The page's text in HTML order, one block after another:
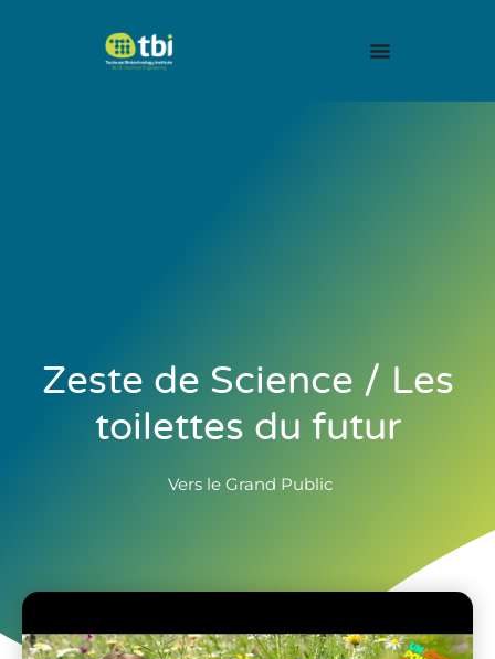
Zeste de Science / Les
toilettes du futur
Vers le Grand Public